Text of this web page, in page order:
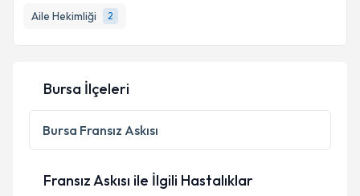
Aile Hekimliği
2
Bursa İlçeleri
Bursa Fransız Askısı
Fransız Askısı ile İlgili Hastalıklar